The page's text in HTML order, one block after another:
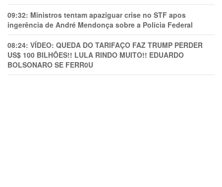
09:32: Ministros tentam apaziguar crise no STF apos
ingerência de André Mendonça sobre a Polícia Federal
08:24: VÍDEO: QUEDA DO TARIFAÇO FAZ TRUMP PERDER
US$ 100 BILHÕES!! LULA RINDO MUITO!! EDUARDO
BOLSONARO SE FERR0U